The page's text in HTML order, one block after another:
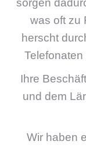
sorgen
was oft zu
herscht
Ihre
und dem
Wir haben